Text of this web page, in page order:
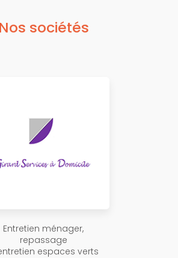
Nos sociétés
Entretien ménager,
repassage
espaces verts